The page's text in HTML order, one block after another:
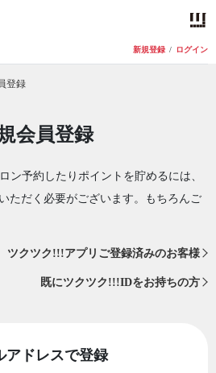
新規登録 / ログイン
登録
会員登録
ン予約したりポイントを貯めるには、
ただく必要がございます。もちろんご
ツクツク!!!アプリご登録済みのお客様
既にツクツク!!!IDをお持ちの方
アドレスで登録